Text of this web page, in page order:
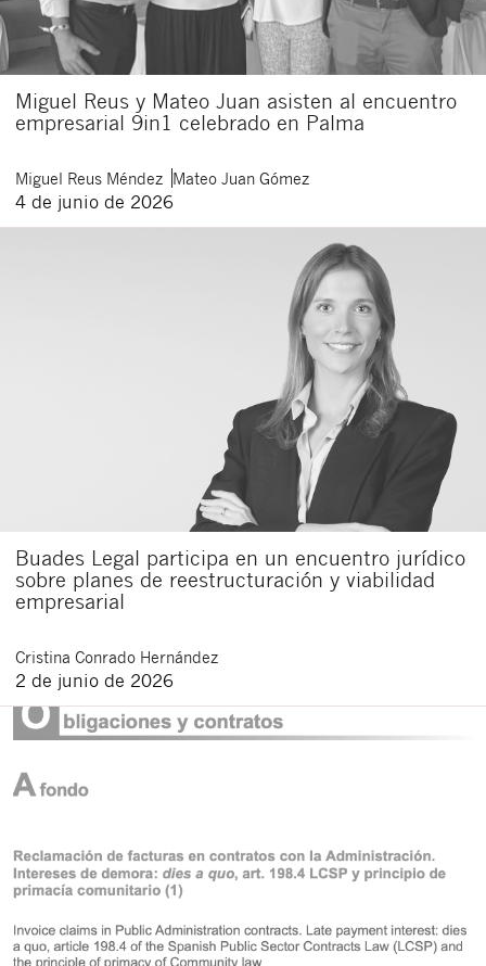
Miguel Reus y Mateo Juan asisten al encuentro
empresarial 9in1 celebrado en Palma
Miguel Reus Méndez Mateo Juan Gómez
4 de junio de 2026
Buades Legal participa en un encuentro jurídico
sobre planes de reestructuración y viabilidad
empresarial
Cristina Conrado Hernández
2 de junio de 2026